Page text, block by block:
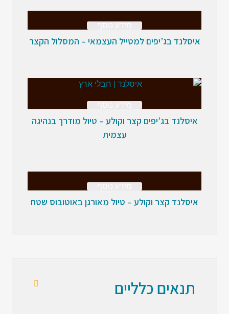
איסלנד בג’יפים למטייל העצמאי – המסלול הקצר
איסלנד בג’יפים קצר וקולע – טיול מודרך בנהיגה
עצמית
איסלנד קצר וקולע – טיול מאורגן באוטובוס שטח
תנאים כלליים